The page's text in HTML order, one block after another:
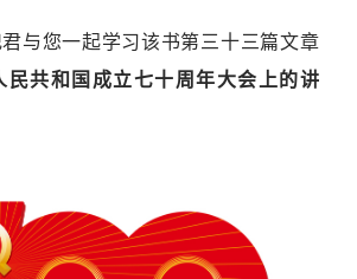
您一起学习该书第三十三篇文章
民共和国成立七十周年大会上的讲